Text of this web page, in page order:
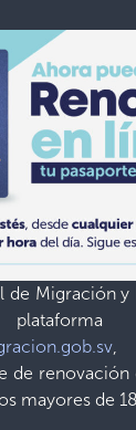
de Migración y
,
de renovación
mayores de